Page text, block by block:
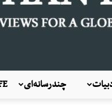
چندرسانه‌ای